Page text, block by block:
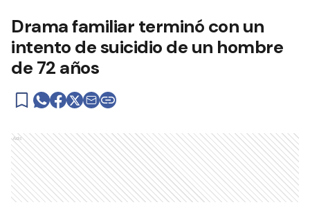
Drama familiar terminó con un
intento de suicidio de un hombre
de 72 años
Ads